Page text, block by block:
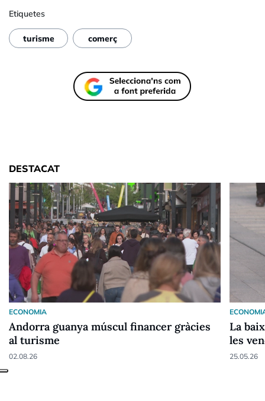
Etiquetes
turisme comerç
DESTACAT
ECONOMIA
Andorra guanya múscul financer gràcies
al turisme
02.08.26
La
les
25.05.26